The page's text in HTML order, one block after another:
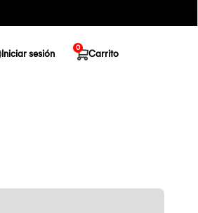
Iniciar sesión Carrito
0